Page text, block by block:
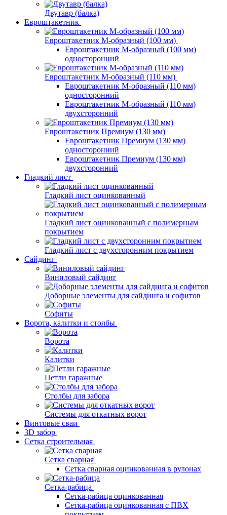
Двутавр (балка)
Евроштакетник
Евроштакетник М-образный (100 мм)
Евроштакетник М-образный (100 мм)
односторонний
Евроштакетник М-образный (110 мм)
Евроштакетник М-образный (110 мм)
односторонний
Евроштакетник М-образный (110 мм)
двухсторонний
Евроштакетник Премиум (130 мм)
Евроштакетник Премиум (130 мм)
односторонний
Евроштакетник Премиум (130 мм)
двухсторонний
Гладкий лист
Гладкий лист оцинкованный
Гладкий лист оцинкованный с полимерным
покрытием
Гладкий лист с двухсторонним покрытием
Сайдинг
Виниловый сайдинг
Доборные элементы для сайдинга и софитов
Софиты
Ворота, калитки и столбы
Ворота
Калитки
Петли гаражные
Столбы для забора
Системы для откатных ворот
Винтовые сваи
3D забор
Сетка строительная
Сетка сварная
Сетка сварная оцинкованная в рулонах
Сетка-рабица
Сетка-рабица оцинкованная
Сетка-рабица оцинкованная с ПВХ